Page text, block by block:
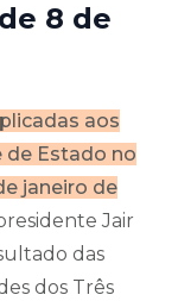
8 de
aos
Estado no
janeiro de
Jair
das
dos Três